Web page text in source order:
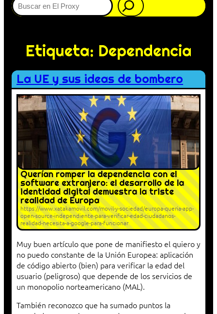
Etiqueta: Dependencia
La UE y sus ideas de bombero
Querían romper la dependencia con el
software extranjero: el desarrollo de la
identidad digital demuestra la triste
realidad de Europa
https://www.xatakamovil.com/movil-y-sociedad/europa-queria-app-
open-source-independiente-para-verificar-edad-ciudadanos-
realidad-necesita-a-google-para-funcionar
Muy buen artículo que pone de manifiesto el quiero y
no puedo constante de la Unión Europea: aplicación
de código abierto (bien) para verificar la edad del
usuario (peligroso) que depende de los servicios de
un monopolio norteamericano (MAL).
También reconozco que ha sumado puntos la